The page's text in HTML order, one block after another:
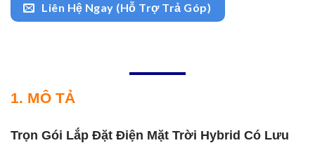
Liên Hệ Ngay (Hỗ Trợ Trả Góp)
1. MÔ TẢ
Trọn Gói Lắp Đặt Điện Mặt Trời Hybrid Có Lưu